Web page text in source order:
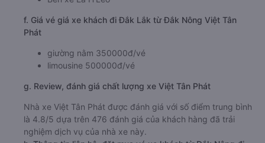
f. Giá vé giá xe khách đi Đắk Lắk từ Đắk Nông Việt Tân
Phát
giường nằm 350000đ/vé
limousine 500000đ/vé
g. Review, đánh giá chất lượng xe Việt Tân Phát
Nhà xe Việt Tân Phát được đánh giá với số điểm trung bình
là 4.8/5 dựa trên 476 đánh giá của khách hàng đã trải
nghiệm dịch vụ của nhà xe này.